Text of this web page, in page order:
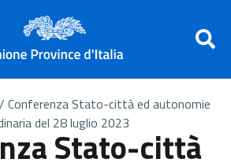
/ Conferenza Stato-città ed autonomie
del 28 luglio 2023
Stato-città